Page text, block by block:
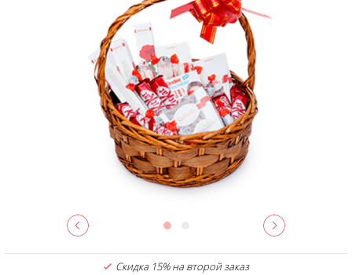
Скидка 15% на второй заказ